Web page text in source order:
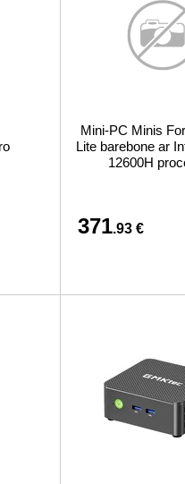
un aizliedzu pārsniegt
ja tas nav saistīts arMini-PC Minis
Lite barebone ar
12600H
371.93 €